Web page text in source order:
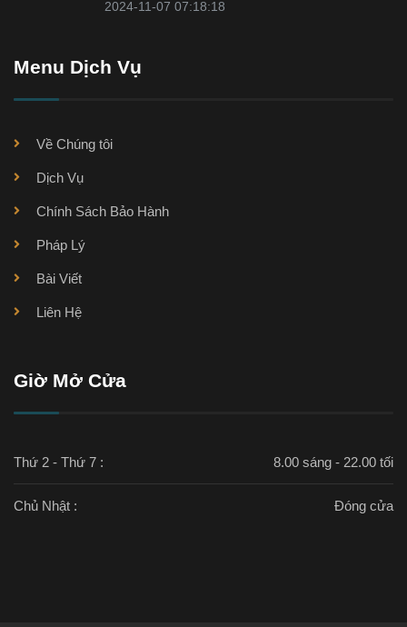
2024-11-07 07:18:18
Menu Dịch Vụ
Về Chúng tôi
Dịch Vụ
Chính Sách Bảo Hành
Pháp Lý
Bài Viết
Liên Hệ
Giờ Mở Cửa
Thứ 2 - Thứ 7 : 8.00 sáng - 22.00 tối
Chủ Nhật : Đóng cửa